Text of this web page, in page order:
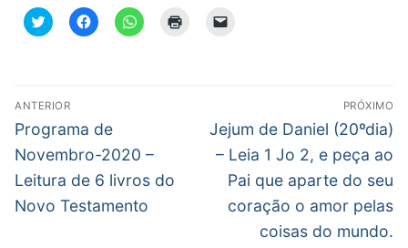
Clique
para
janela)
Clique
para
Clique
para
Clique
um
amigo(abre
em
nova
janela)
Navegação
de
Post
ANTERIOR
Post
anterior:
Programa de
Novembro-2020 –
Leitura de 6 livros do
Novo Testamento
PRÓXIMO
Próximo
post:
Jejum de Daniel (20ºdia)
– Leia 1 Jo 2, e peça ao
Pai que aparte do seu
coração o amor pelas
coisas do mundo.